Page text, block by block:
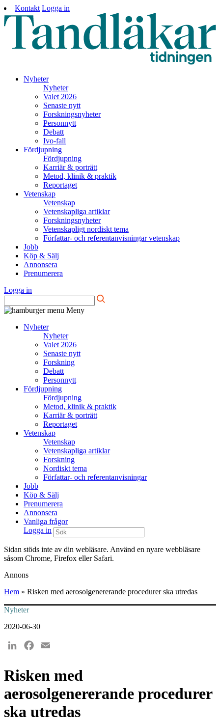
Kontakt Logga in
Nyheter
Nyheter
Valet 2026
Senaste nytt
Forskningsnyheter
Personnytt
Debatt
Ivo-fall
Fördjupning
Fördjupning
Karriär & porträtt
Metod, klinik & praktik
Reportaget
Vetenskap
Vetenskap
Vetenskapliga artiklar
Forskningsnyheter
Vetenskapligt nordiskt tema
Författar- och referentanvisningar vetenskap
Jobb
Köp & Sälj
Annonsera
Prenumerera
Logga in
Meny
Nyheter
Nyheter
Valet 2026
Senaste nytt
Forskning
Debatt
Personnytt
Fördjupning
Fördjupning
Metod, klinik & praktik
Karriär & porträtt
Reportaget
Vetenskap
Vetenskap
Vetenskapliga artiklar
Forskning
Nordiskt tema
Författar- och referentanvisningar
Jobb
Köp & Sälj
Prenumerera
Annonsera
Vanliga frågor
Logga in
Sidan stöds inte av din webläsare. Använd en nyare webbläsare
såsom Chrome, Firefox eller Safari.
Annons
Hem » Risken med aerosolgenererande procedurer ska utredas
Nyheter
2020-06-30
LinkedInFacebook
Risken med
aerosolgenererande procedurer
ska utredas